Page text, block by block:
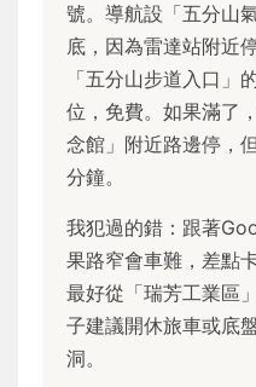
號。導航設「五分山
底，因為雷達站附近
「五分山步道入口」
位，免費。如果滿了
念館」附近路邊停，
分鐘。
我犯過的錯：跟著
果路窄會車難，差點
最好從「瑞芳工業區
子建議開休旅車或底
洞。